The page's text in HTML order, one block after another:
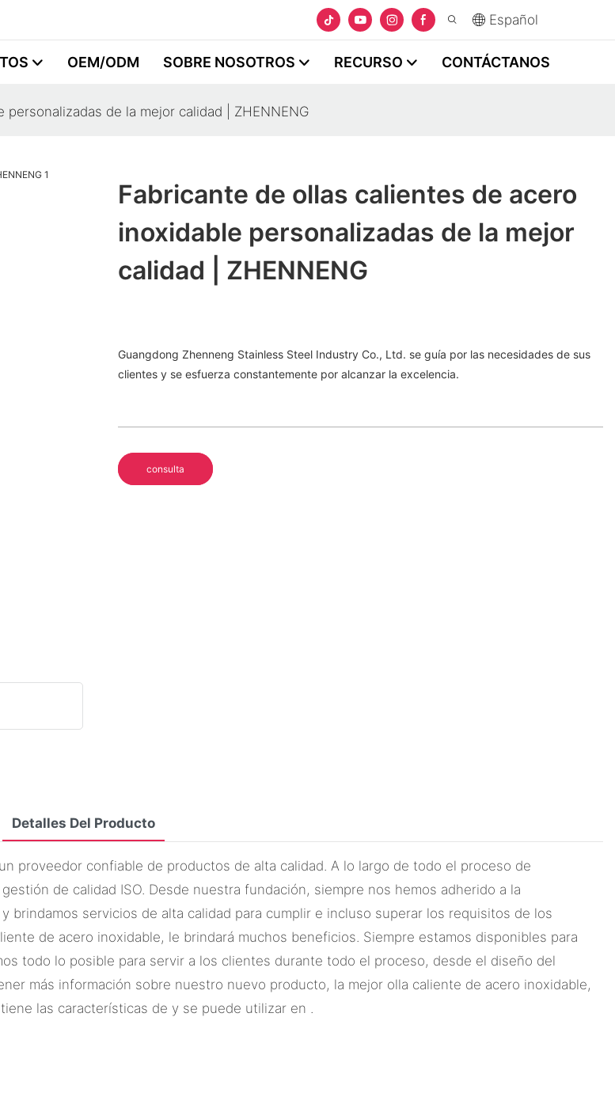
Español
OEM/ODM SOBRE NOSOTROS RECURSO CONTÁCTANOS
de la mejor calidad | ZHENNENG
Fabricante de ollas calientes de acero
inoxidable personalizadas de la mejor
calidad | ZHENNENG
Guangdong Zhenneng Stainless Steel Industry Co., Ltd. se guía por las necesidades de sus
clientes y se esfuerza constantemente por alcanzar la excelencia.
consulta
Detalles Del Producto
proveedor confiable de productos de alta calidad. A lo largo de todo el proceso de
de calidad ISO. Desde nuestra fundación, siempre nos hemos adherido a la
servicios de alta calidad para cumplir e incluso superar los requisitos de los
de acero inoxidable, le brindará muchos beneficios. Siempre estamos disponibles para
todo lo posible para servir a los clientes durante todo el proceso, desde el diseño del
más información sobre nuestro nuevo producto, la mejor olla caliente de acero inoxidable,
las características de y se puede utilizar en .